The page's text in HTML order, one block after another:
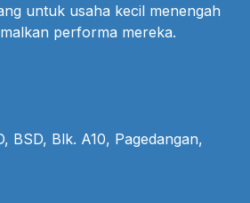
untuk usaha kecil menengah
performa mereka.
BSD, Blk. A10, Pagedangan,